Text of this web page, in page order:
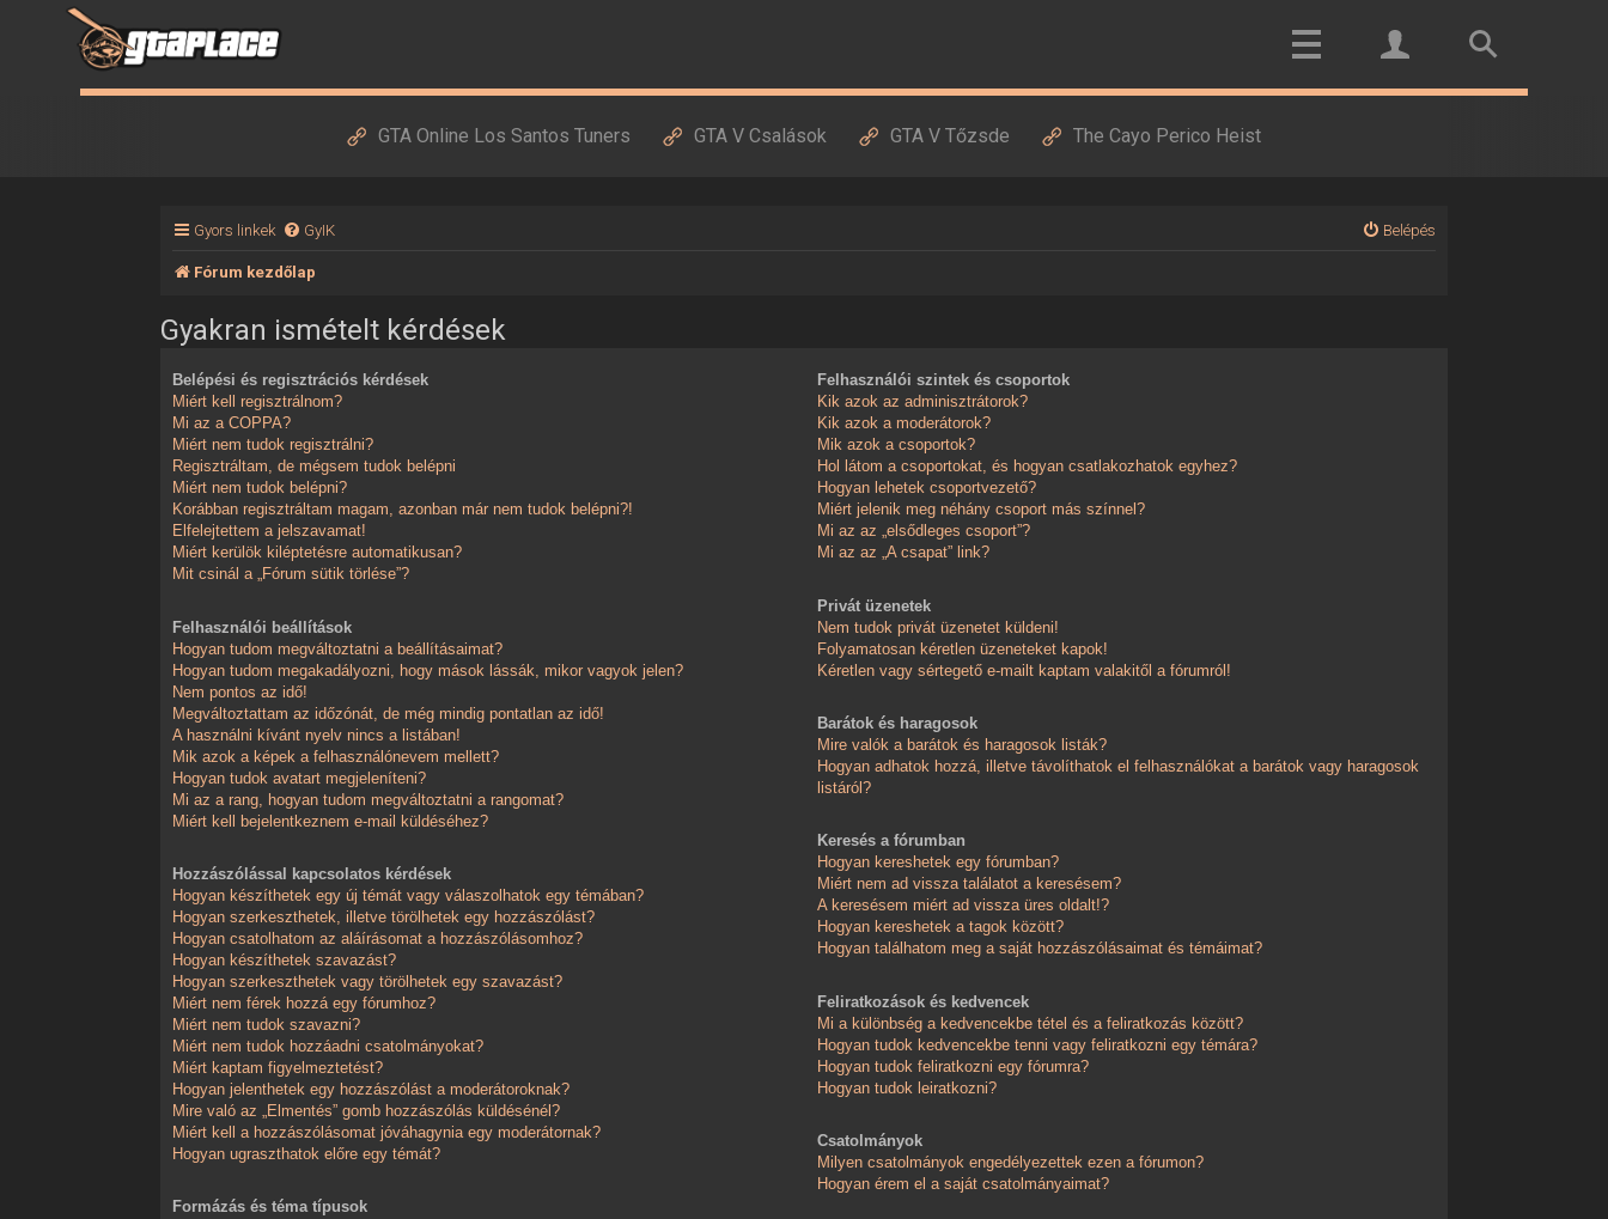
GTA Online Los Santos Tuners GTA V Csalások GTA V Tőzsde The Cayo Perico Heist
Gyors linkek GyIK Belépés
Fórum kezdőlap
Gyakran ismételt kérdések
Belépési és regisztrációs kérdések
Miért kell regisztrálnom?
Mi az a COPPA?
Miért nem tudok regisztrálni?
Regisztráltam, de mégsem tudok belépni
Miért nem tudok belépni?
Korábban regisztráltam magam, azonban már nem tudok belépni?!
Elfelejtettem a jelszavamat!
Miért kerülök kiléptetésre automatikusan?
Mit csinál a „Fórum sütik törlése”?
Felhasználói beállítások
Hogyan tudom megváltoztatni a beállításaimat?
Hogyan tudom megakadályozni, hogy mások lássák, mikor vagyok jelen?
Nem pontos az idő!
Megváltoztattam az időzónát, de még mindig pontatlan az idő!
A használni kívánt nyelv nincs a listában!
Mik azok a képek a felhasználónevem mellett?
Hogyan tudok avatart megjeleníteni?
Mi az a rang, hogyan tudom megváltoztatni a rangomat?
Miért kell bejelentkeznem e-mail küldéséhez?
Hozzászólással kapcsolatos kérdések
Hogyan készíthetek egy új témát vagy válaszolhatok egy témában?
Hogyan szerkeszthetek, illetve törölhetek egy hozzászólást?
Hogyan csatolhatom az aláírásomat a hozzászólásomhoz?
Hogyan készíthetek szavazást?
Hogyan szerkeszthetek vagy törölhetek egy szavazást?
Miért nem férek hozzá egy fórumhoz?
Miért nem tudok szavazni?
Miért nem tudok hozzáadni csatolmányokat?
Miért kaptam figyelmeztetést?
Hogyan jelenthetek egy hozzászólást a moderátoroknak?
Mire való az „Elmentés” gomb hozzászólás küldésénél?
Miért kell a hozzászólásomat jóváhagynia egy moderátornak?
Hogyan ugraszthatok előre egy témát?
Formázás és téma típusok
Felhasználói szintek és csoportok
Kik azok az adminisztrátorok?
Kik azok a moderátorok?
Mik azok a csoportok?
Hol látom a csoportokat, és hogyan csatlakozhatok egyhez?
Hogyan lehetek csoportvezető?
Miért jelenik meg néhány csoport más színnel?
Mi az az „elsődleges csoport”?
Mi az az „A csapat” link?
Privát üzenetek
Nem tudok privát üzenetet küldeni!
Folyamatosan kéretlen üzeneteket kapok!
Kéretlen vagy sértegető e-mailt kaptam valakitől a fórumról!
Barátok és haragosok
Mire valók a barátok és haragosok listák?
Hogyan adhatok hozzá, illetve távolíthatok el felhasználókat a barátok vagy haragosok
listáról?
Keresés a fórumban
Hogyan kereshetek egy fórumban?
Miért nem ad vissza találatot a keresésem?
A keresésem miért ad vissza üres oldalt!?
Hogyan kereshetek a tagok között?
Hogyan találhatom meg a saját hozzászólásaimat és témáimat?
Feliratkozások és kedvencek
Mi a különbség a kedvencekbe tétel és a feliratkozás között?
Hogyan tudok kedvencekbe tenni vagy feliratkozni egy témára?
Hogyan tudok feliratkozni egy fórumra?
Hogyan tudok leiratkozni?
Csatolmányok
Milyen csatolmányok engedélyezettek ezen a fórumon?
Hogyan érem el a saját csatolmányaimat?